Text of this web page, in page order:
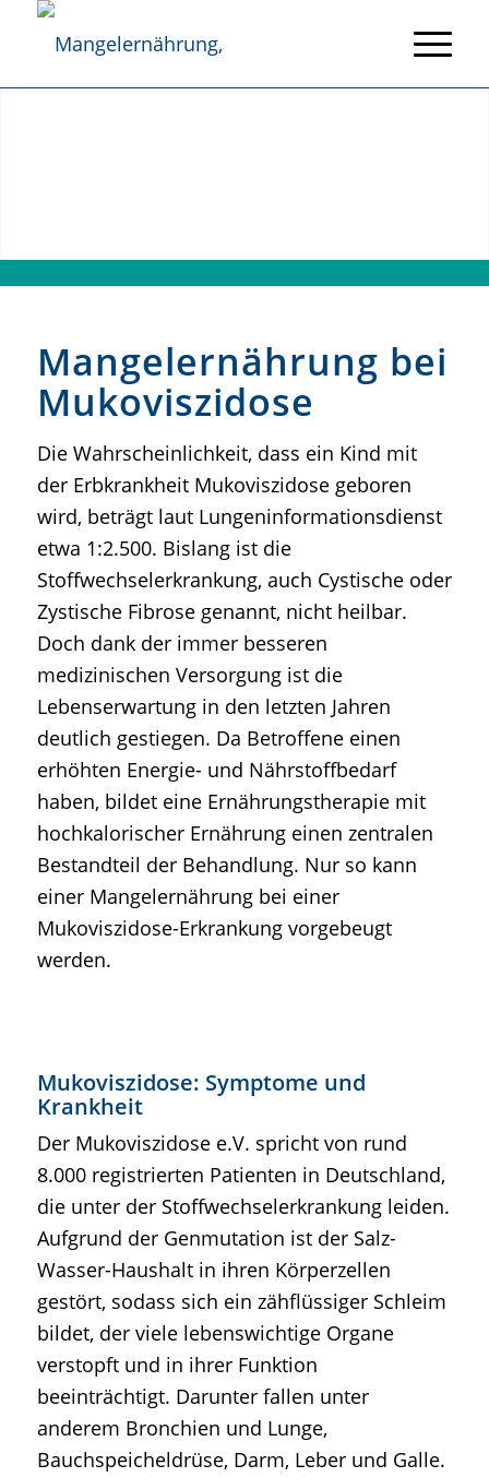
Mangelernährung bei
Mukoviszidose
Die Wahrscheinlichkeit, dass ein Kind mit
der Erbkrankheit Mukoviszidose geboren
wird, beträgt laut Lungeninformationsdienst
etwa 1:2.500. Bislang ist die
Stoffwechselerkrankung, auch Cystische oder
Zystische Fibrose genannt, nicht heilbar.
Doch dank der immer besseren
medizinischen Versorgung ist die
Lebenserwartung in den letzten Jahren
deutlich gestiegen. Da Betroffene einen
erhöhten Energie- und Nährstoffbedarf
haben, bildet eine Ernährungstherapie mit
hochkalorischer Ernährung einen zentralen
Bestandteil der Behandlung. Nur so kann
einer Mangelernährung bei einer
Mukoviszidose-Erkrankung vorgebeugt
werden.
Mukoviszidose: Symptome und
Krankheit
Der Mukoviszidose e.V. spricht von rund
8.000 registrierten Patienten in Deutschland,
die unter der Stoffwechselerkrankung leiden.
Aufgrund der Genmutation ist der Salz-
Wasser-Haushalt in ihren Körperzellen
gestört, sodass sich ein zähflüssiger Schleim
bildet, der viele lebenswichtige Organe
verstopft und in ihrer Funktion
beeinträchtigt. Darunter fallen unter
anderem Bronchien und Lunge,
Bauchspeicheldrüse, Darm, Leber und Galle.